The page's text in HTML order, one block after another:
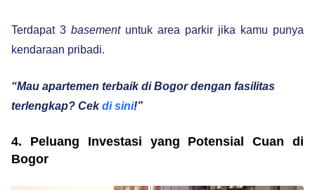
Terdapat 3 basementuntuk area parkir jika kamu punya
kendaraan pribadi.
“Mau apartemen terbaik di Bogor dengan fasilitas
terlengkap? Cekdi sini!”
4. Peluang Investasi yang Potensial Cuan di
Bogor